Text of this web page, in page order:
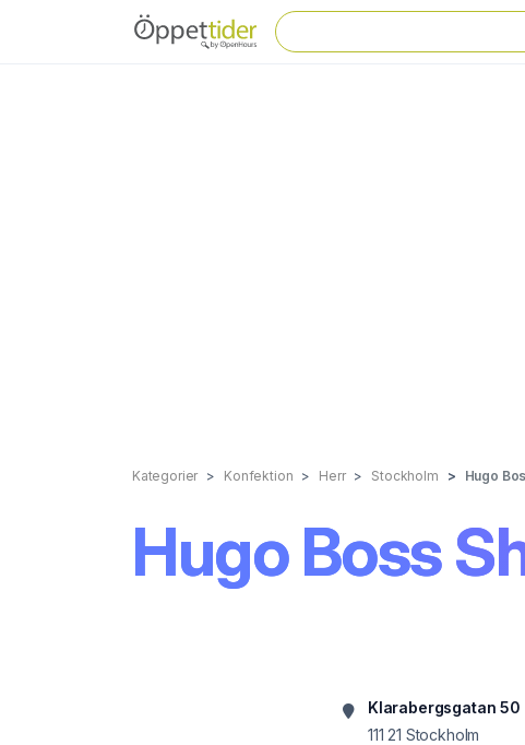
Kategorier Konfektion Herr Stockholm Hugo
Hugo Boss
Klarabergsgatan 50
111 21 Stockholm